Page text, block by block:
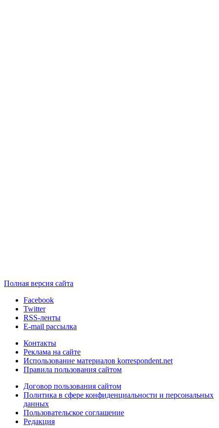
Полная версия сайта
Facebook
Twitter
RSS-ленты
E-mail рассылка
Контакты
Реклама на сайте
Использование материалов korrespondent.net
Правила пользования сайтом
Договор пользования сайтом
Политика в сфере конфиденциальности и персональных
данных
Пользовательское соглашение
Редакция